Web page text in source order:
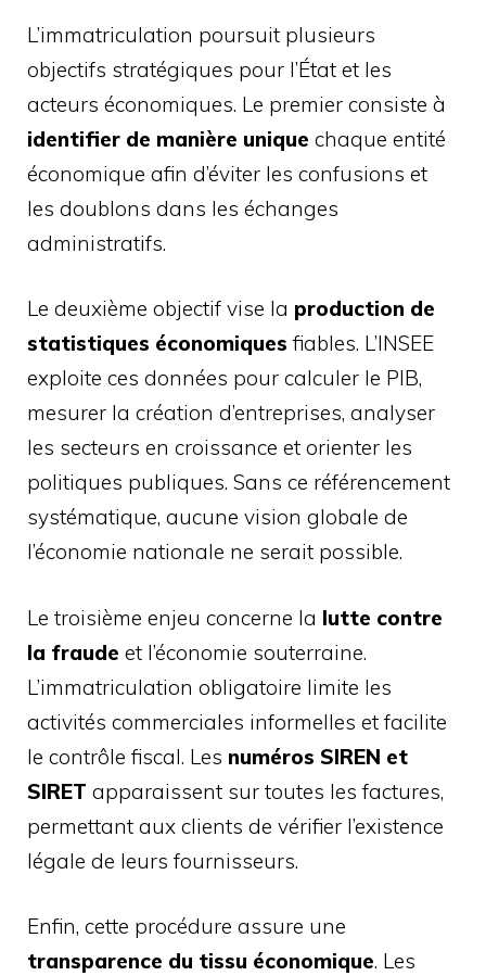
L’immatriculation poursuit plusieurs
objectifs stratégiques pour l’État et les
acteurs économiques. Le premier consiste à
identifier de manière unique chaque entité
économique afin d’éviter les confusions et
les doublons dans les échanges
administratifs.
Le deuxième objectif vise la production de
statistiques économiques fiables. L’INSEE
exploite ces données pour calculer le PIB,
mesurer la création d’entreprises, analyser
les secteurs en croissance et orienter les
politiques publiques. Sans ce référencement
systématique, aucune vision globale de
l’économie nationale ne serait possible.
Le troisième enjeu concerne la lutte contre
la fraude et l’économie souterraine.
L’immatriculation obligatoire limite les
activités commerciales informelles et facilite
le contrôle fiscal. Les numéros SIREN et
SIRET apparaissent sur toutes les factures,
permettant aux clients de vérifier l’existence
légale de leurs fournisseurs.
Enfin, cette procédure assure une
transparence du tissu économique. Les